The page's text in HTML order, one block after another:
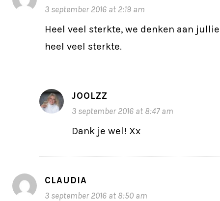
3 september 2016 at 2:19 am
Heel veel sterkte, we denken aan
heel veel sterkte.
JOOLZZ
3 september 2016 at 8:47 am
Dank je wel! Xx
CLAUDIA
3 september 2016 at 8:50 am